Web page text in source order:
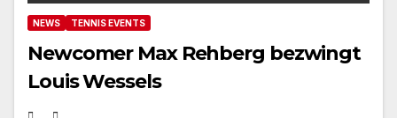
NEWS TENNIS EVENTS
Newcomer Max Rehberg bezwingt
Louis Wessels